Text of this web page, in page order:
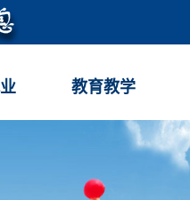
教育教学